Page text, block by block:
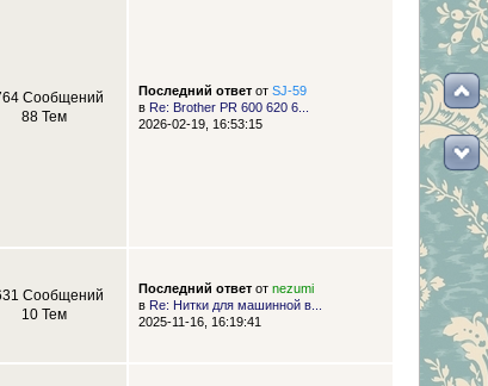
Сообщений
88 Тем
Последний ответот SJ-59
в Re: Brother PR 600 620 6...
2026-02-19, 16:53:15
Сообщений
10 Тем
Последний ответот nezumi
в Re: Нитки для машинной в...
2025-11-16, 16:19:41